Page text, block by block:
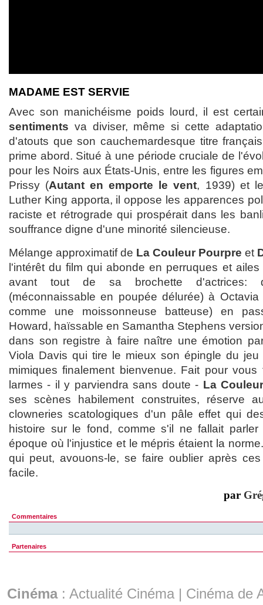
MADAME EST SERVIE
Avec son manichéisme poids lourd, il est
sentiments va diviser, même si cette
d'atouts que son cauchemardesque titre
prime abord. Situé à une période cruciale de
pour les Noirs aux États-Unis, entre les figures
Prissy (Autant en emporte le vent, 1939) et
Luther King apporta, il oppose les apparences
raciste et rétrograde qui prospérait dans les
souffrance digne d'une minorité silencieuse.
Mélange approximatif de La Couleur Pourpre et
l'intérêt du film qui abonde en perruques et
avant tout de sa brochette d'actrices:
(méconnaissable en poupée délurée) à
comme une moissonneuse batteuse) en
Howard, haïssable en Samantha Stephens
dans son registre à faire naître une émotion
Viola Davis qui tire le mieux son épingle du
mimiques finalement bienvenue. Fait pour
larmes - il y parviendra sans doute - La
ses scènes habilement construites, réserve
clowneries scatologiques d'un pâle effet qui
histoire sur le fond, comme s'il ne fallait
époque où l'injustice et le mépris étaient la
qui peut, avouons-le, se faire oublier après
facile.
par
Commentaires
Partenaires
Cinéma: Actualité Cinéma | Cinéma de